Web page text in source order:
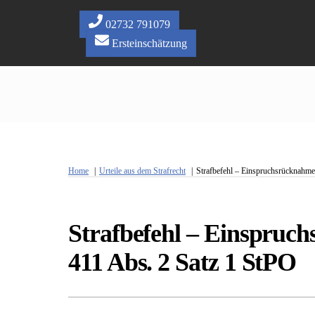
02732 791079
Ersteinschätzung
Home Urteile aus dem Strafrecht Strafbefehl –
Strafbefehl –
411 Abs. 2 Satz 1 StPO